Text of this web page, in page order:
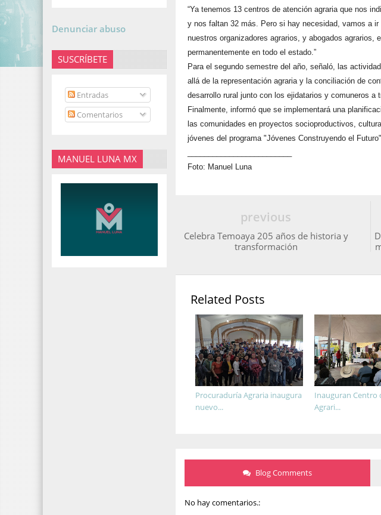
Denunciar abuso
SUSCRÍBETE
Entradas
Comentarios
MANUEL LUNA MX
“Ya tenemos 13 centros de atención agraria que nos
y nos faltan 32 más. Pero si hay necesidad, vamos a
nuestros organizadores agrarios, y abogados agrarios,
permanentemente en todo el estado.”
Para el segundo semestre del año, señaló, las
allá de la representación agraria y la conciliación de
desarrollo rural junto con los ejidatarios y comuneros a
Finalmente, informó que se implementará una
las comunidades en proyectos socioproductivos,
jóvenes del programa "Jóvenes Construyendo el
Foto: Manuel Luna
previous
Celebra Temoaya 205 años de historia y
transformación
Related Posts
Inauguran Centro
Agrari...
Procuraduría Agraria inaugura
nuevo...
Blog Comments
No hay comentarios.: